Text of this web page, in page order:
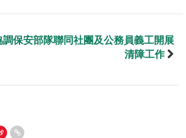
調保安部隊聯同社團及公務員義工開展
清障工作